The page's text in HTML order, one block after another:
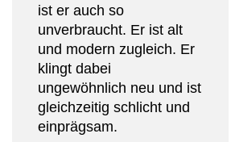
ist er auch so
unverbraucht. Er ist alt
und modern zugleich. Er
klingt dabei
ungewöhnlich neu und ist
gleichzeitig schlicht und
einprägsam.